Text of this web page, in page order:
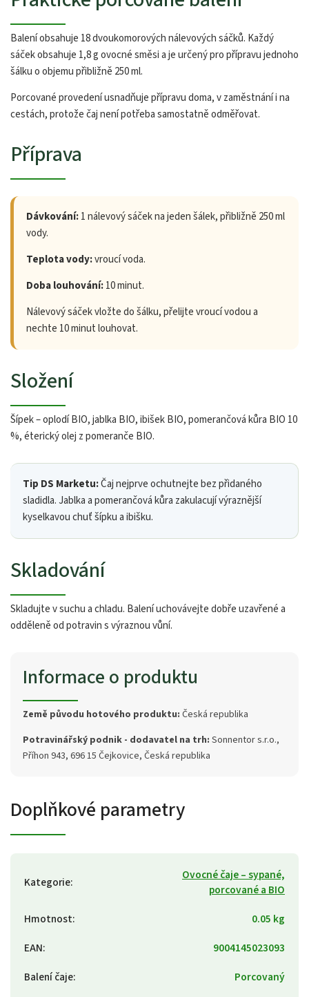
Balení obsahuje 18 dvoukomorových nálevových sáčků. Každý
sáček obsahuje 1,8 g ovocné směsi a je určený pro přípravu jednoho
šálku o objemu přibližně 250 ml.
Porcované provedení usnadňuje přípravu doma, v zaměstnání i na
cestách, protože čaj není potřeba samostatně odměřovat.
Příprava
Dávkování:1 nálevový sáček na jeden šálek, přibližně 250 ml
vody.
Teplota vody:vroucí voda.
Doba louhování:10 minut.
Nálevový sáček vložte do šálku, přelijte vroucí vodou a
nechte 10 minut louhovat.
Složení
Šípek – oplodí BIO, jablka BIO, ibišek BIO, pomerančová kůra BIO 10
%, éterický olej z pomeranče BIO.
Tip DS Marketu:Čaj nejprve ochutnejte bez přidaného
sladidla. Jablka a pomerančová kůra zakulacují výraznější
kyselkavou chuť šípku a ibišku.
Skladování
Skladujte v suchu a chladu. Balení uchovávejte dobře uzavřené a
odděleně od potravin s výraznou vůní.
Informace o produktu
Země původu hotového produktu: Česká republika
Potravinářský podnik - dodavatel na trh: Sonnentor s.r.o.,
Příhon 943, 696 15 Čejkovice, Česká republika
Doplňkové parametry
Kategorie:
Ovocné čaje – sypané,
porcované a BIO
Hmotnost:
0.05 kg
EAN:
9004145023093
Balení čaje:
Porcovaný